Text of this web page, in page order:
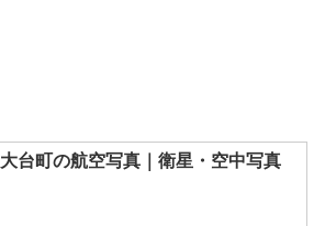
大台町の航空写真｜衛星・空中写真